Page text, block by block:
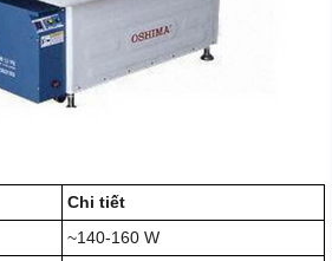
Chi tiết
~140-160 W